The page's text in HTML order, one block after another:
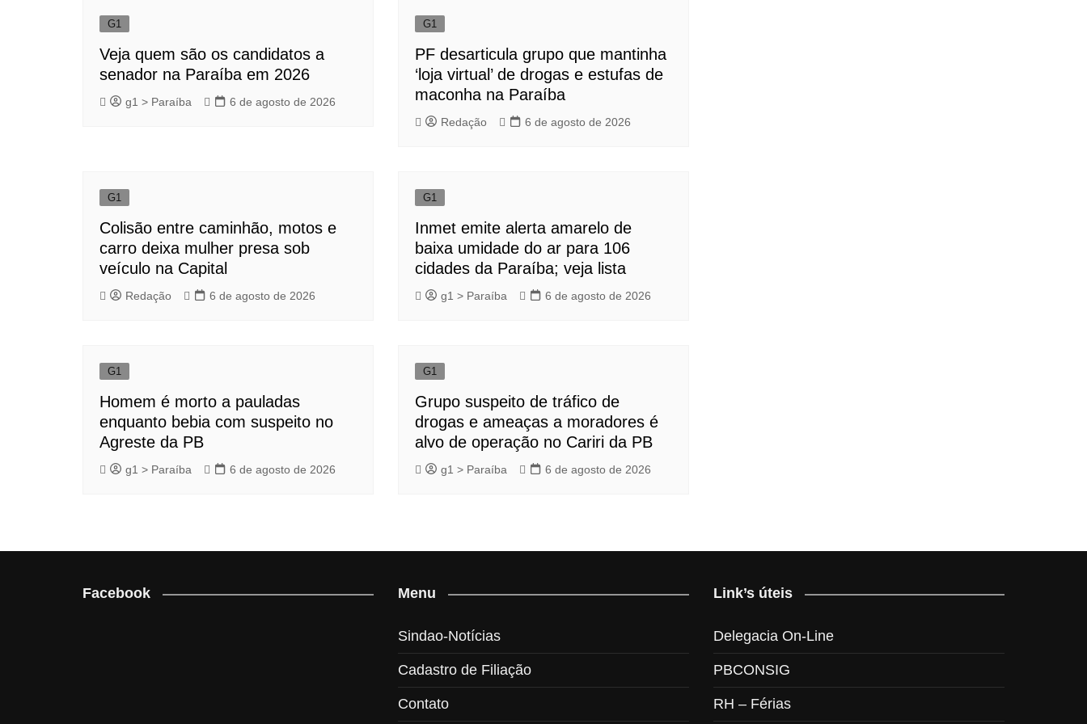
G1
Veja quem são os candidatos a
senador na Paraíba em 2026
g1 > Paraíba 6 de agosto de 2026
G1
PF desarticula grupo que mantinha
‘loja virtual’ de drogas e estufas de
maconha na Paraíba
Redação 6 de agosto de 2026
G1
Colisão entre caminhão, motos e
carro deixa mulher presa sob
veículo na Capital
Redação 6 de agosto de 2026
G1
Inmet emite alerta amarelo de
baixa umidade do ar para 106
cidades da Paraíba; veja lista
g1 > Paraíba 6 de agosto de 2026
G1
Homem é morto a pauladas
enquanto bebia com suspeito no
Agreste da PB
g1 > Paraíba 6 de agosto de 2026
G1
Grupo suspeito de tráfico de
drogas e ameaças a moradores é
alvo de operação no Cariri da PB
g1 > Paraíba 6 de agosto de 2026
Facebook Menu
Sindao-Notícias
Cadastro de Filiação
Contato
Link’s úteis
Delegacia On-Line
PBCONSIG
RH – Férias